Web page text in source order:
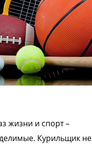
жизни и спорт –
Курильщик не